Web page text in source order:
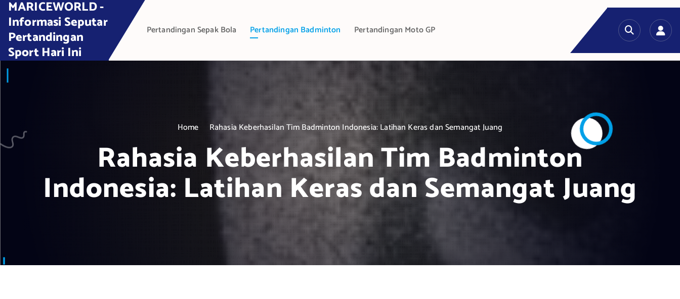
n
MARICEWORLD -
Informasi Seputar
Pertandingan
Sport Hari Ini
Pertandingan Sepak Bola Pertandingan Badminton Pertandingan Moto GP
Home Rahasia Keberhasilan Tim Badminton Indonesia: Latihan Keras dan Semangat Juang
Rahasia Keberhasilan Tim Badminton
Indonesia: Latihan Keras dan Semangat Juang